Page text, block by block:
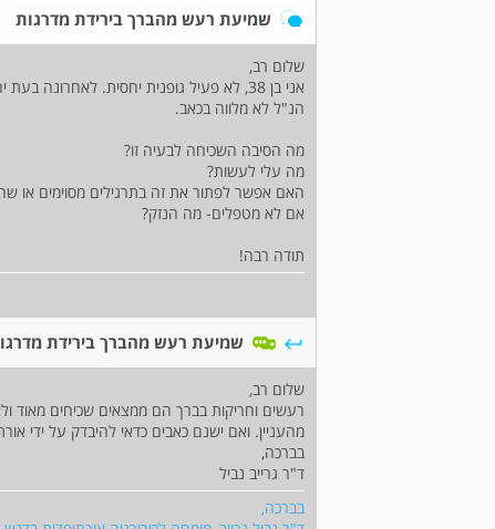
שמיעת רעש מהברך בירידת מדרגות
שלום רב,
אני בן 38, לא פעיל גופנית יחסית.
הנ"ל לא מלווה בכאב.
מה הסיבה השכיחה לבעיה זו?
מה עלי לעשות?
האם אפשר לפתור את זה בתרגילים מסוימים או
אם לא מטפלים- מה הנזק?
תודה רבה!
שמיעת רעש מהברך בירידת
שלום רב,
רעשים וחריקות בברך הם ממצאים שכיחים מאוד
מהעניין. ואם ישנם כאבים כדאי להיבדק על ידי
בברכה,
ד"ר גרייב נביל
בברכה,